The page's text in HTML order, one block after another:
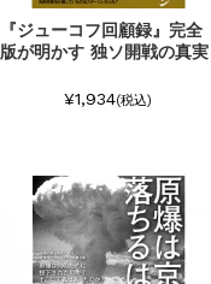
『ジューコフ回顧録』完全
版が明かす 独ソ開戦の真実
¥1,934(税込)